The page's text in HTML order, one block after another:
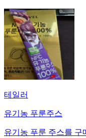
테일러
유기농 푸룬주스
유기농 푸룬 주스를 구